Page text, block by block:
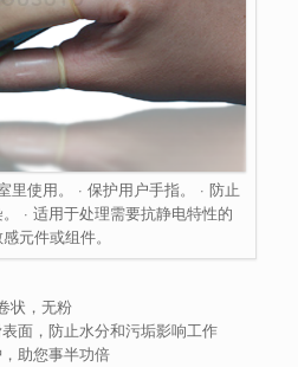
里使用。 · 保护用户手指。 · 防止
· 适用于处理需要抗静电特性的
元件或组件。
状，无粉
面，防止水分和污垢影响工作
助您事半功倍